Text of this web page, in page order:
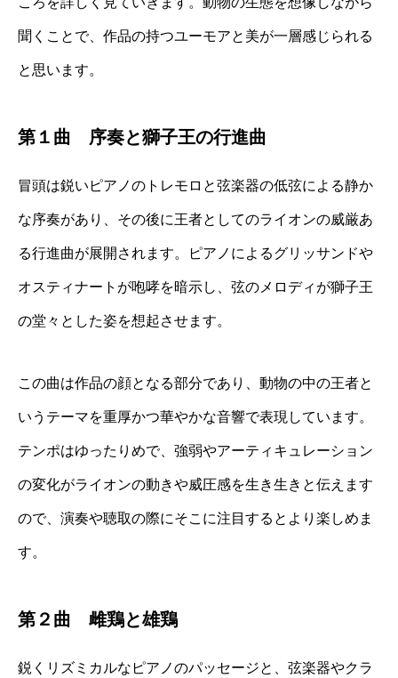
聞くことで、作品の持つユーモアと美が一層感じられる
と思います。
第１曲 序奏と獅子王の行進曲
冒頭は鋭いピアノのトレモロと弦楽器の低弦による静か
な序奏があり、その後に王者としてのライオンの威厳あ
る行進曲が展開されます。ピアノによるグリッサンドや
オスティナートが咆哮を暗示し、弦のメロディが獅子王
の堂々とした姿を想起させます。
この曲は作品の顔となる部分であり、動物の中の王者と
いうテーマを重厚かつ華やかな音響で表現しています。
テンポはゆったりめで、強弱やアーティキュレーション
の変化がライオンの動きや威圧感を生き生きと伝えます
ので、演奏や聴取の際にそこに注目するとより楽しめま
す。
第２曲 雌鶏と雄鶏
鋭くリズミカルなピアノのパッセージと、弦楽器やクラ